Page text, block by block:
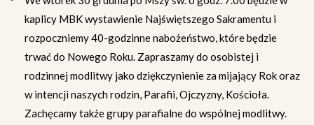
kaplicy MBK wystawienie Najświętszego Sakramentu i
rozpoczniemy 40-godzinne nabożeństwo, które będzie
trwać do Nowego Roku. Zapraszamy do osobistej i
rodzinnej modlitwy jako dziękczynienie za mijający Rok oraz
w intencji naszych rodzin, Parafii, Ojczyzny, Kościoła.
Zachęcamy także grupy parafialne do wspólnej modlitwy.